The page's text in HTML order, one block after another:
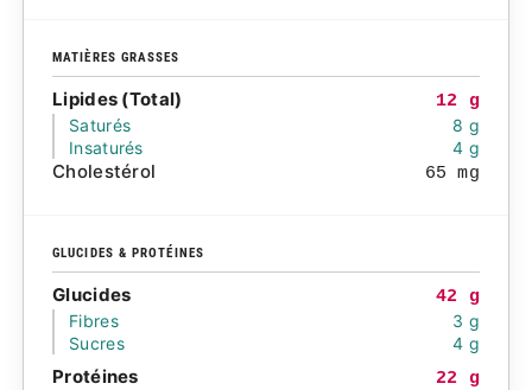
MATIÈRES GRASSES
Lipides (Total)
12 g
Saturés
8 g
Insaturés
4 g
Cholestérol 65 mg
GLUCIDES & PROTÉINES
Glucides
42 g
Fibres
3 g
Sucres
4 g
Protéines 22 g